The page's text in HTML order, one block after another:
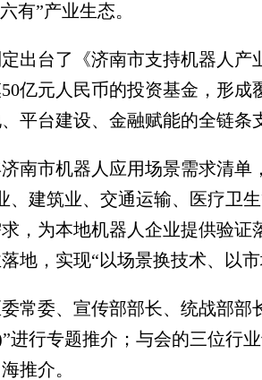
有”产业生态。
台了《济南市支持机器人产
亿元人民币的投资基金，形成
平台建设、金融赋能的全链条
市机器人应用场景需求清单
、建筑业、交通运输、医疗卫
，为本地机器人企业提供验证
地，实现“以场景换技术、以市
委、宣传部部长、统战部部
进行专题推介；与会的三位行
推介。